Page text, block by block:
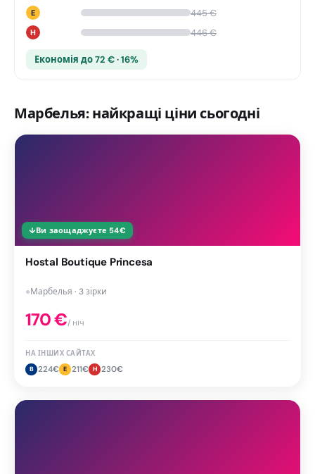
E 445€
H 446€
Економія до 72 € · 16%
Марбелья: найкращі ціни сьогодні
↓Ви заощаджуєте 54€
Hostal Boutique Princesa
●Марбелья · 3 зірки
170€/ ніч
НА ІНШИХ САЙТАХ
B 224€ E 211€ H 230€